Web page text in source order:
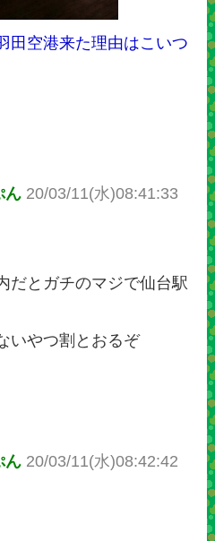
田空港来た理由はこいつ
ん 20/03/11(水)08:41:33
だとガチのマジで仙台駅
いやつ割とおるぞ
ん 20/03/11(水)08:42:42